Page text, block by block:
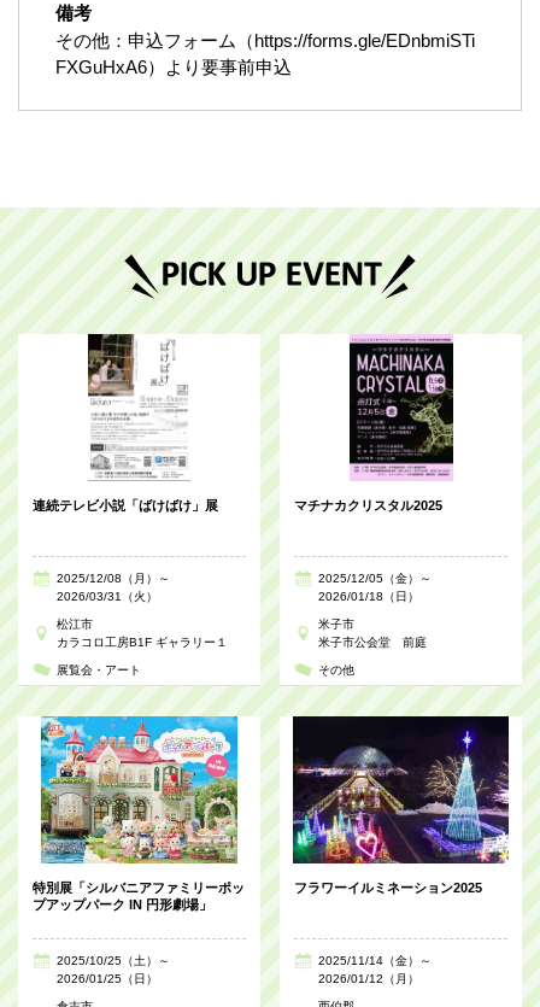
備考
その他：申込フォーム（https://forms.gle/EDnbmiSTi
FXGuHxA6）より要事前申込
連続テレビ小説「ばけばけ」展
2025/12/08（月）～
2026/03/31（火）
松江市
カラコロ工房B1F ギャラリー１
展覧会・アート
マチナカクリスタル2025
2025/12/05（金）～
2026/01/18（日）
米子市
米子市公会堂 前庭
その他
特別展「シルバニアファミリーポッ
プアップパーク IN 円形劇場」
2025/10/25（土）～
2026/01/25（日）
フラワーイルミネーション2025
2025/11/14（金）～
2026/01/12（月）